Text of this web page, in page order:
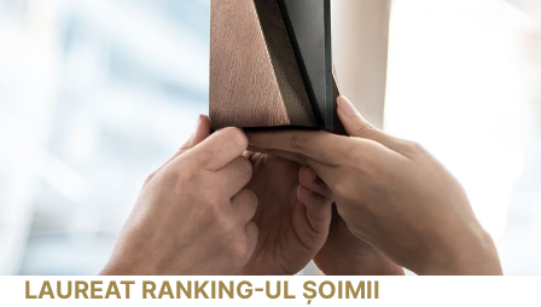
LAUREAT RANKING-UL ȘOIMII